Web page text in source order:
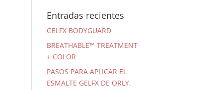
Entradas recientes
GELFX BODYGUARD
BREATHABLE™ TREATMENT
+ COLOR
PASOS PARA APLICAR EL
ESMALTE GELFX DE ORLY.